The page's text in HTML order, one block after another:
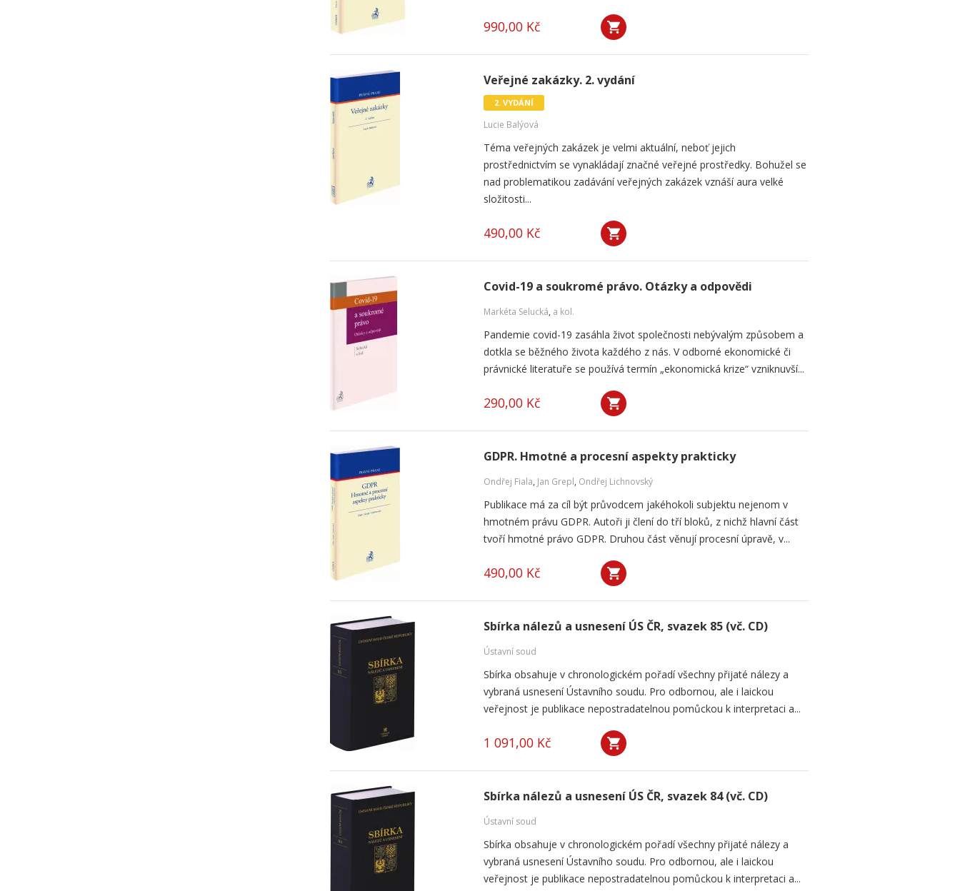
990,00 Kč
Veřejné zakázky. 2. vydání
2. VYDÁNÍ
Lucie Balýová
Téma veřejných zakázek je velmi aktuální, neboť jejich
prostřednictvím se vynakládají značné veřejné prostředky. Bohužel se
nad problematikou zadávání veřejných zakázek vznáší aura velké
složitosti...
490,00 Kč
Covid-19 a soukromé právo. Otázky a odpovědi
Markéta Selucká, a kol.
Pandemie covid-19 zasáhla život společnosti nebývalým způsobem a
dotkla se běžného života každého z nás. V odborné ekonomické či
právnické literatuře se používá termín „ekonomická krize“ vzniknuvší...
290,00 Kč
GDPR. Hmotné a procesní aspekty prakticky
Ondřej Fiala, Jan Grepl, Ondřej Lichnovský
Publikace má za cíl být průvodcem jakéhokoli subjektu nejenom v
hmotném právu GDPR. Autoři ji člení do tří bloků, z nichž hlavní část
tvoří hmotné právo GDPR. Druhou část věnují procesní úpravě, v...
490,00 Kč
Sbírka nálezů a usnesení ÚS ČR, svazek 85 (vč. CD)
Ústavní soud
Sbírka obsahuje v chronologickém pořadí všechny přijaté nálezy a
vybraná usnesení Ústavního soudu. Pro odbornou, ale i laickou
veřejnost je publikace nepostradatelnou pomůckou k interpretaci a...
1 091,00 Kč
Sbírka nálezů a usnesení ÚS ČR, svazek 84 (vč. CD)
Ústavní soud
Sbírka obsahuje v chronologickém pořadí všechny přijaté nálezy a
vybraná usnesení Ústavního soudu. Pro odbornou, ale i laickou
veřejnost je publikace nepostradatelnou pomůckou k interpretaci a...